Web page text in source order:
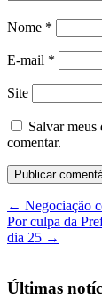
Nome *
E-mail *
Site
Salvar meus
comentar.
← Negociação
Por culpa da
dia 25 →
Últimas